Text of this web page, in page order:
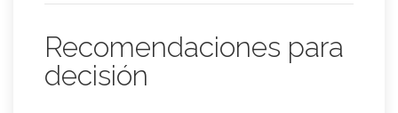
Recomendaciones para
decisión